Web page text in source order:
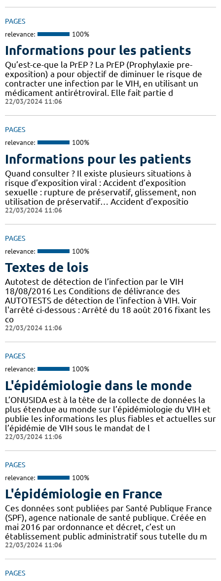
PAGES
relevance: 100%
Informations pour les patients
Qu’est-ce-que la PrEP ? La PrEP (Prophylaxie pre-
exposition) a pour objectif de diminuer le risque de
contracter une infection par le VIH, en utilisant un
médicament antirétroviral. Elle fait partie d
22/03/2024 11:06
PAGES
relevance: 100%
Informations pour les patients
Quand consulter ? Il existe plusieurs situations à
risque d’exposition viral : Accident d’exposition
sexuelle : rupture de préservatif, glissement, non
utilisation de préservatif… Accident d’expositio
22/03/2024 11:06
PAGES
relevance: 100%
Textes de lois
Autotest de détection de l’infection par le VIH
18/08/2016 Les Conditions de délivrance des
AUTOTESTS de détection de l'infection à VIH. Voir
l'arrêté ci-dessous : Arrêté du 18 août 2016 fixant les
co
22/03/2024 11:06
PAGES
relevance: 100%
L'épidémiologie dans le monde
L’ONUSIDA est à la tête de la collecte de données la
plus étendue au monde sur l’épidémiologie du VIH et
publie les informations les plus fiables et actuelles sur
l’épidémie de VIH sous le mandat de l
22/03/2024 11:06
PAGES
relevance: 100%
L'épidémiologie en France
Ces données sont publiées par Santé Publique France
(SPF), agence nationale de santé publique. Créée en
mai 2016 par ordonnance et décret, c’est un
établissement public administratif sous tutelle du m
22/03/2024 11:06
PAGES